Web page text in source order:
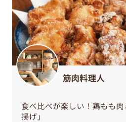
筋肉料理人
食べ比べが楽しい！鶏もも
揚げ」